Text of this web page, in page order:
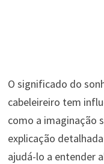
O significado do
cabeleireiro tem
como a imaginação
explicação
ajudá-lo a entender